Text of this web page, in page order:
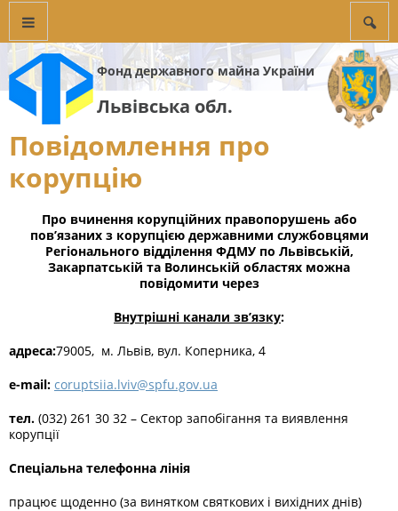
Фонд державного майна України
Львівська обл.
Повідомлення про
корупцію
Про вчинення корупційних правопорушень або
пов’язаних з корупцією державними службовцями
Регіонального відділення ФДМУ по Львівській,
Закарпатській та Волинській областях можна
повідомити через
Внутрішні канали зв’язку:
адреса:79005, м. Львів, вул. Коперника, 4
е-mail: coruptsiia.lviv@spfu.gov.ua
тел. (032) 261 30 32 – Сектор запобігання та виявлення
корупції
Спеціальна телефонна лінія
працює щоденно (за винятком святкових і вихідних днів)